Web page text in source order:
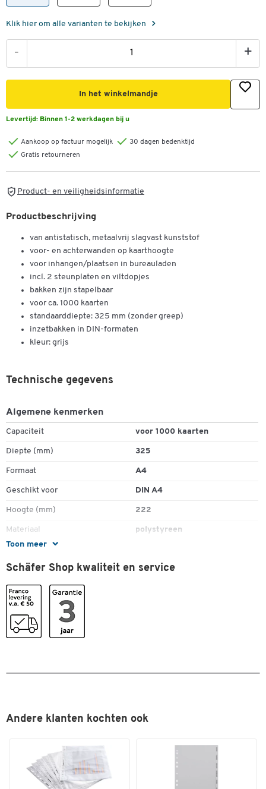
Klik hier om alle varianten te bekijken
- +
In het winkelmandje
Levertijd: Binnen 1-2 werkdagen bij u
Aankoop op factuur mogelijk
30 dagen bedenktijd
Gratis retourneren
Product- en veiligheidsinformatie
Productbeschrijving
van antistatisch, metaalvrij slagvast kunststof
voor- en achterwanden op kaarthoogte
voor inhangen/plaatsen in bureauladen
incl. 2 steunplaten en viltdopjes
bakken zijn stapelbaar
voor ca. 1000 kaarten
standaarddiepte: 325 mm (zonder greep)
inzetbakken in DIN-formaten
kleur: grijs
Toon meer
Technische gegevens
Algemene kenmerken
Capaciteit voor 1000 kaarten
Diepte (mm) 325
Formaat A4
Geschikt voor DIN A4
Hoogte (mm) 222
Materiaal polystyreen
Stapelbaar
Kleur
Afmetingen
Breedte (mm)
Schäfer Shop kwaliteit en service
Andere klanten kochten ook